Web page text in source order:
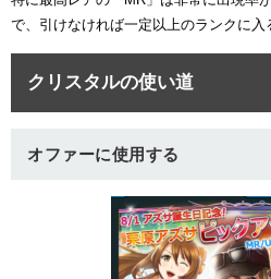
で、引けなければ一定以上のランクに入
クリスタルの使い道
オファーに使用する